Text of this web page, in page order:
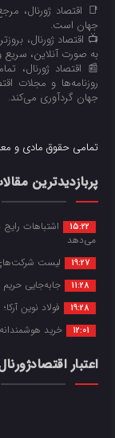
📑 اقتصاد ژورنال،
جهان است.
📺 اقتصاد ژورنال،
به صورت آنلاین، سریع
📰 اقتصاد ژورنال،
روزنامه‌ها و مجلات
جهان گردآوری می‌کند.
تمامی حقوق مادی و
پربازدیدترین
15:22
اشتباهات
می‌دهد
19:27 لیست شرکت‌های
11:28 جابه‌جایی حریم
19:28 فولاد نوین
12:01 خرید هوشمندانه
اعتبار اقتصادژورنال